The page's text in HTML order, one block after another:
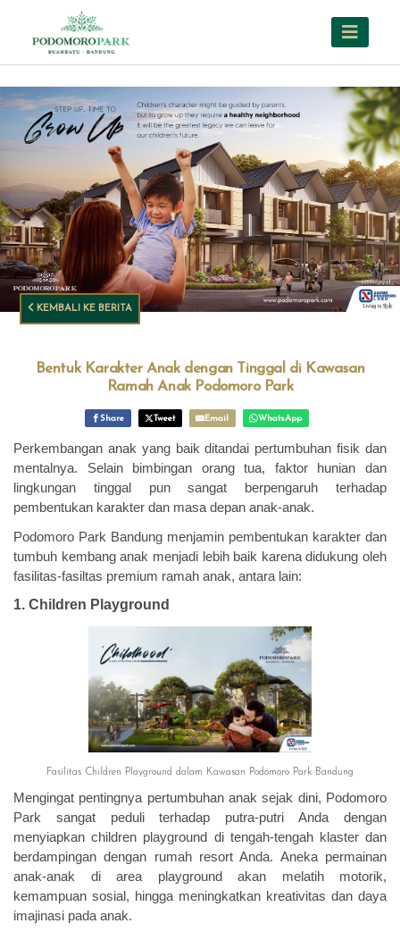
KEMBALI KE BERITA
Bentuk Karakter Anak dengan Tinggal di Kawasan
Ramah Anak Podomoro Park
Share Tweet Email WhatsApp
Perkembangan anak yang baik ditandai pertumbuhan fisik dan
mentalnya. Selain bimbingan orang tua, faktor hunian dan
lingkungan tinggal pun sangat berpengaruh terhadap
pembentukan karakter dan masa depan anak-anak.
Podomoro Park Bandung menjamin pembentukan karakter dan
tumbuh kembang anak menjadi lebih baik karena didukung oleh
fasilitas-fasiltas premium ramah anak, antara lain:
1. Children Playground
Fasilitas Children Playground dalam Kawasan Podomoro Park Bandung
Mengingat pentingnya pertumbuhan anak sejak dini, Podomoro
Park sangat peduli terhadap putra-putri Anda dengan
menyiapkan children playground di tengah-tengah klaster dan
berdampingan dengan rumah resort Anda. Aneka permainan
anak-anak di area playground akan melatih motorik,
kemampuan sosial, hingga meningkatkan kreativitas dan daya
imajinasi pada anak.